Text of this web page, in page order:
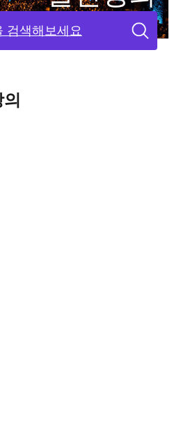
검색해보세요